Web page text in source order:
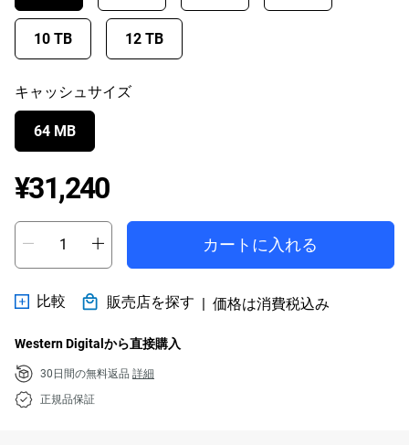
10 TB 12 TB
キャッシュサイズ
64 MB
¥31,240Price ¥31,240
カートに入れる
比較 販売店を探す | 価格は消費税込み
Western Digitalから直接購入
30日間の無料返品 詳細
正規品保証